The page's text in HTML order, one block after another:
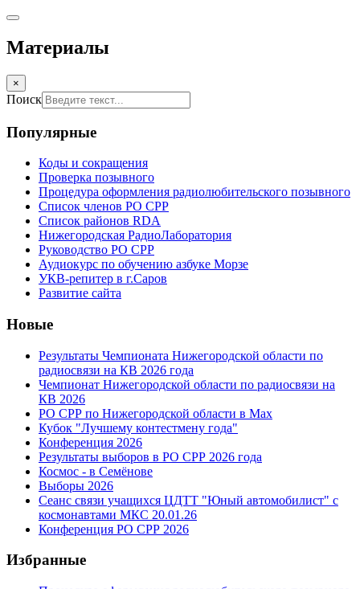
Материалы
×
Поиск
Популярные
Коды и сокращения
Проверка позывного
Процедура оформления радиолюбительского позывного
Список членов РО СРР
Список районов RDA
Нижегородская РадиоЛаборатория
Руководство РО СРР
Аудиокурс по обучению азбуке Морзе
УКВ-репитер в г.Саров
Развитие сайта
Новые
Результаты Чемпионата Нижегородской области по
радиосвязи на КВ 2026 года
Чемпионат Нижегородской области по радиосвязи на
КВ 2026
РО СРР по Нижегородской области в Max
Кубок "Лучшему контестмену года"
Конференция 2026
Результаты выборов в РО СРР 2026 года
Космос - в Семёнове
Выборы 2026
Сеанс связи учащихся ЦДТТ "Юный автомобилист" с
космонавтами МКС 20.01.26
Конференция РО СРР 2026
Избранные